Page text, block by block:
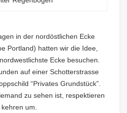
in der nordöstlichen Ecke
Portland) hatten wir die Idee,
Ecke besuchen.
auf einer Schotterstrasse
“Privates Grundstück”.
zu sehen ist, respektieren
um.